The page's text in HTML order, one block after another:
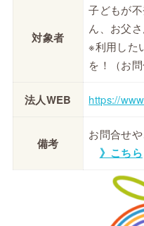
対象者
子どもが
ん、お父
※利用した
を！（お
法人WEB https://
備考
お問合せ
》こちら